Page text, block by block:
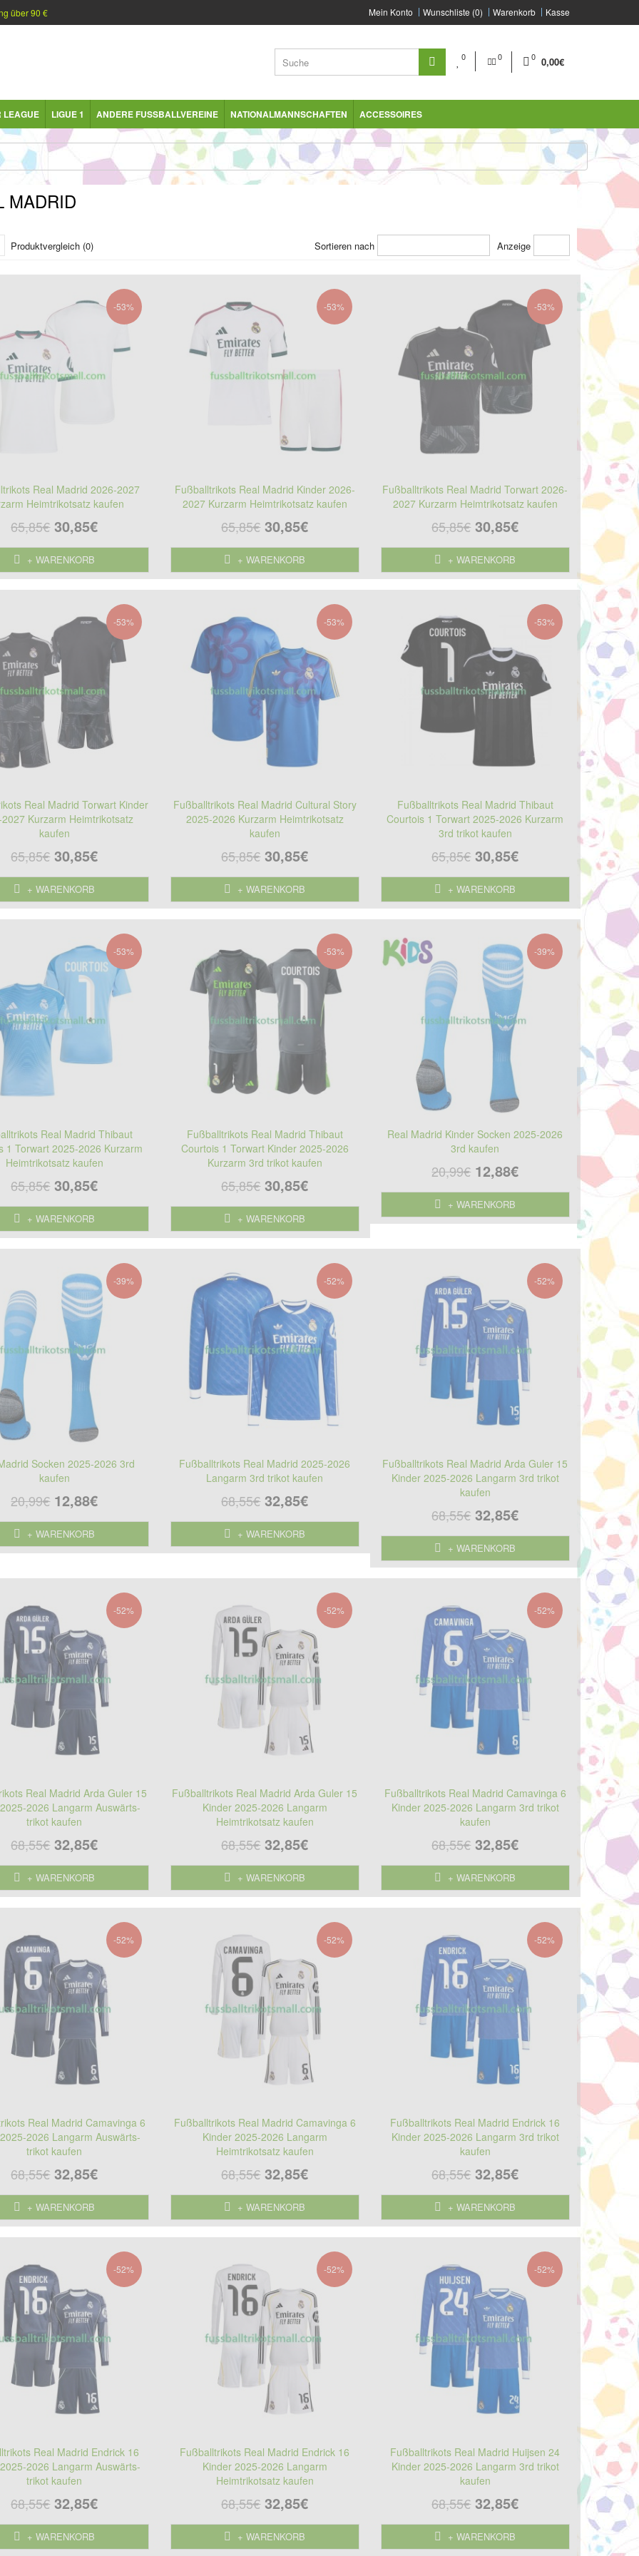
über 90 € Mein Konto Wunschliste (0) Warenkorb Kasse
0 0 0 0,00€
LEAGUE LIGUE 1 ANDERE FUSSBALLVEREINE NATIONALMANNSCHAFTEN ACCESSOIRES
MADRID
Anzeige
Sortieren nach
Produktvergleich (0)
-53%
Real Madrid 2026-2027
Heimtrikotsatz kaufen
65,85€ 30,85€
+ WARENKORB
-53%
Fußballtrikots Real Madrid Kinder 2026-
2027 Kurzarm Heimtrikotsatz kaufen
65,85€ 30,85€
+ WARENKORB
-53%
Fußballtrikots Real Madrid Torwart 2026-
2027 Kurzarm Heimtrikotsatz kaufen
65,85€ 30,85€
+ WARENKORB
-53%
Real Madrid Torwart Kinder
Kurzarm Heimtrikotsatz
kaufen
65,85€ 30,85€
+ WARENKORB
-53%
Fußballtrikots Real Madrid Cultural Story
2025-2026 Kurzarm Heimtrikotsatz
kaufen
65,85€ 30,85€
+ WARENKORB
-53%
Fußballtrikots Real Madrid Thibaut
Courtois 1 Torwart 2025-2026 Kurzarm
3rd trikot kaufen
65,85€ 30,85€
+ WARENKORB
-53%
Real Madrid Thibaut
1 Torwart 2025-2026 Kurzarm
Heimtrikotsatz kaufen
65,85€ 30,85€
+ WARENKORB
-53%
Fußballtrikots Real Madrid Thibaut
Courtois 1 Torwart Kinder 2025-2026
Kurzarm 3rd trikot kaufen
65,85€ 30,85€
+ WARENKORB
-39%
Real Madrid Kinder Socken 2025-2026
3rd kaufen
20,99€ 12,88€
+ WARENKORB
-39%
Socken 2025-2026 3rd
kaufen
20,99€ 12,88€
+ WARENKORB
-52%
Fußballtrikots Real Madrid 2025-2026
Langarm 3rd trikot kaufen
68,55€ 32,85€
+ WARENKORB
-52%
Fußballtrikots Real Madrid Arda Guler 15
Kinder 2025-2026 Langarm 3rd trikot
kaufen
68,55€ 32,85€
+ WARENKORB
-52%
Real Madrid Arda Guler 15
2026 Langarm Auswärts-
trikot kaufen
68,55€ 32,85€
+ WARENKORB
-52%
Fußballtrikots Real Madrid Arda Guler 15
Kinder 2025-2026 Langarm
Heimtrikotsatz kaufen
68,55€ 32,85€
+ WARENKORB
-52%
Fußballtrikots Real Madrid Camavinga 6
Kinder 2025-2026 Langarm 3rd trikot
kaufen
68,55€ 32,85€
+ WARENKORB
-52%
Real Madrid Camavinga 6
2026 Langarm Auswärts-
trikot kaufen
68,55€ 32,85€
+ WARENKORB
-52%
Fußballtrikots Real Madrid Camavinga 6
Kinder 2025-2026 Langarm
Heimtrikotsatz kaufen
68,55€ 32,85€
+ WARENKORB
-52%
Fußballtrikots Real Madrid Endrick 16
Kinder 2025-2026 Langarm 3rd trikot
kaufen
68,55€ 32,85€
+ WARENKORB
-52%
Real Madrid Endrick 16
2026 Langarm Auswärts-
trikot kaufen
68,55€ 32,85€
+ WARENKORB
-52%
Fußballtrikots Real Madrid Endrick 16
Kinder 2025-2026 Langarm
Heimtrikotsatz kaufen
68,55€ 32,85€
+ WARENKORB
-52%
Fußballtrikots Real Madrid Huijsen 24
Kinder 2025-2026 Langarm 3rd trikot
kaufen
68,55€ 32,85€
+ WARENKORB